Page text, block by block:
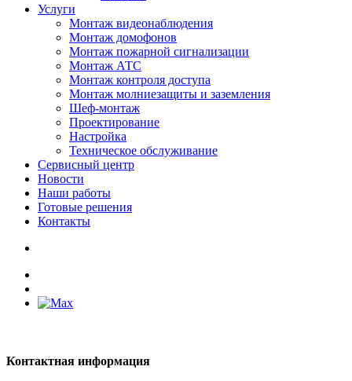
Услуги
Монтаж видеонаблюдения
Монтаж домофонов
Монтаж пожарной сигнализации
Монтаж АТС
Монтаж контроля доступа
Монтаж молниезащиты и заземления
Шеф-монтаж
Проектирование
Настройка
Техническое обслуживание
Сервисный центр
Новости
Наши работы
Готовые решения
Контакты
Контактная информация